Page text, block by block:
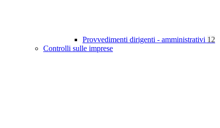
Provvedimenti dirigenti - amministrativi 12
Controlli sulle imprese